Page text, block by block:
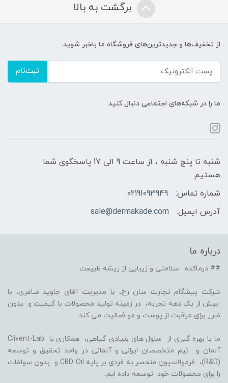
برگشت به بالا
از تخفیف‌ها و جدیدترین‌های فروشگاه ما باخبر شوید:
ثبت‌نام
ما را در شبکه‌های اجتماعی دنبال کنید:
شنبه تا پنج شنبه ، از ساعت 9 الی 17 پاسخگوی شما
هستیم
شماره تماس:
02191093949
آدرس ایمیل:
sale@dermakade.com
درباره ما
## درماکده: سلامتی و زیبایی از ریشه طبیعت
شرکت پیشگام تجارت سان رخ، با مدیریت آقای جاوید صاغری، با
بیش از یک دهه تجربه، در زمینه تولید محصولات با کیفیت و بدون
ضرر برای مراقبت از پوست و مو فعالیت می کند.
ما با بهره گیری از سلول های بنیادی گیاهی، همکاری با Clivent-Lab
آلمان و تیم متخصصان ایرانی و آلمانی در واحد تحقیق و توسعه
(R&D)، فرمولاسیون منحصر به فردی بر پایه CBD Oil و بدون سولفات
را برای محصولات خود توسعه داده ایم.